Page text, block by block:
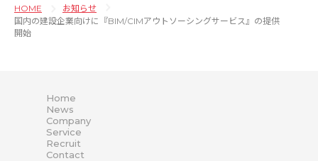
HOME
お知らせ
国内の建設企業向けに『BIM/CIMアウトソーシングサービス』の提供
開始
Home
News
Company
Service
Recruit
Contact